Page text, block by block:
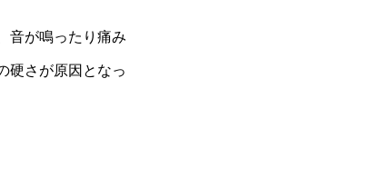
音が鳴ったり痛み
硬さが原因となっ